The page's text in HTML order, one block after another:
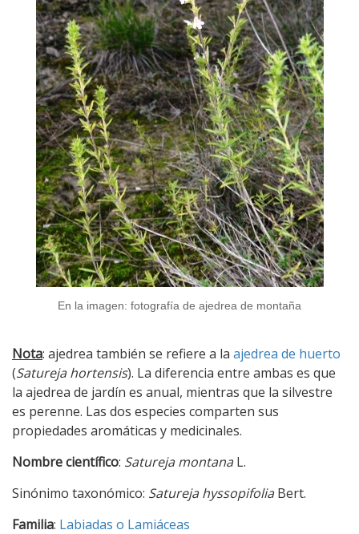
En la imagen: fotografía de ajedrea de montaña
Nota: ajedrea también se refiere a la ajedrea de huerto
(Satureja hortensis). La diferencia entre ambas es que
la ajedrea de jardín es anual, mientras que la silvestre
es perenne. Las dos especies comparten sus
propiedades aromáticas y medicinales.
Nombre científico: Satureja montanaL.
Sinónimo taxonómico: Satureja hyssopifoliaBert.
Familia: Labiadas o Lamiáceas